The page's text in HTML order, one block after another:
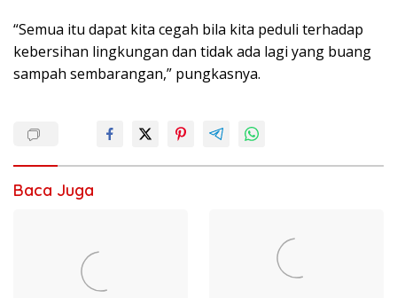
“Semua itu dapat kita cegah bila kita peduli terhadap
kebersihan lingkungan dan tidak ada lagi yang buang
sampah sembarangan,” pungkasnya.
Baca Juga